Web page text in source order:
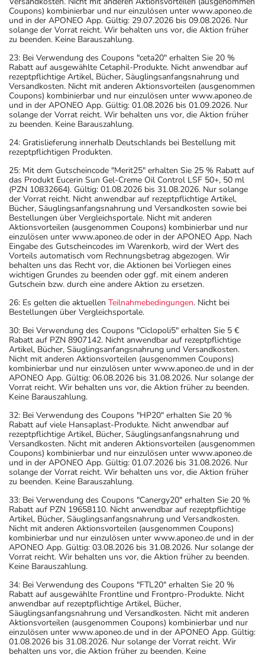
Coupons) kombinierbar und nur einzulösen unter www.aponeo.de
und in der APONEO App. Gültig: 29.07.2026 bis 09.08.2026. Nur
solange der Vorrat reicht. Wir behalten uns vor, die Aktion früher
zu beenden. Keine Barauszahlung.
23: Bei Verwendung des Coupons "ceta20" erhalten Sie 20 %
Rabatt auf ausgewählte Cetaphil-Produkte. Nicht anwendbar auf
rezeptpflichtige Artikel, Bücher, Säuglingsanfangsnahrung und
Versandkosten. Nicht mit anderen Aktionsvorteilen (ausgenommen
Coupons) kombinierbar und nur einzulösen unter www.aponeo.de
und in der APONEO App. Gültig: 01.08.2026 bis 01.09.2026. Nur
solange der Vorrat reicht. Wir behalten uns vor, die Aktion früher
zu beenden. Keine Barauszahlung.
24: Gratislieferung innerhalb Deutschlands bei Bestellung mit
rezeptpflichtigen Produkten.
25: Mit dem Gutscheincode "Merit25" erhalten Sie 25 % Rabatt auf
das Produkt Eucerin Sun Gel-Creme Oil Control LSF 50+, 50 ml
(PZN 10832664). Gültig: 01.08.2026 bis 31.08.2026. Nur solange
der Vorrat reicht. Nicht anwendbar auf rezeptpflichtige Artikel,
Bücher, Säuglingsanfangsnahrung und Versandkosten sowie bei
Bestellungen über Vergleichsportale. Nicht mit anderen
Aktionsvorteilen (ausgenommen Coupons) kombinierbar und nur
einzulösen unter www.aponeo.de oder in der APONEO App. Nach
Eingabe des Gutscheincodes im Warenkorb, wird der Wert des
Vorteils automatisch vom Rechnungsbetrag abgezogen. Wir
behalten uns das Recht vor, die Aktionen bei Vorliegen eines
wichtigen Grundes zu beenden oder ggf. mit einem anderen
Gutschein bzw. durch eine andere Aktion zu ersetzen.
26: Es gelten die aktuellen Teilnahmebedingungen. Nicht bei
Bestellungen über Vergleichsportale.
30: Bei Verwendung des Coupons "Ciclopoli5" erhalten Sie 5 €
Rabatt auf PZN 8907142. Nicht anwendbar auf rezeptpflichtige
Artikel, Bücher, Säuglingsanfangsnahrung und Versandkosten.
Nicht mit anderen Aktionsvorteilen (ausgenommen Coupons)
kombinierbar und nur einzulösen unter www.aponeo.de und in der
APONEO App. Gültig: 06.08.2026 bis 31.08.2026. Nur solange der
Vorrat reicht. Wir behalten uns vor, die Aktion früher zu beenden.
Keine Barauszahlung.
32: Bei Verwendung des Coupons "HP20" erhalten Sie 20 %
Rabatt auf viele Hansaplast-Produkte. Nicht anwendbar auf
rezeptpflichtige Artikel, Bücher, Säuglingsanfangsnahrung und
Versandkosten. Nicht mit anderen Aktionsvorteilen (ausgenommen
Coupons) kombinierbar und nur einzulösen unter www.aponeo.de
und in der APONEO App. Gültig: 01.07.2026 bis 31.08.2026. Nur
solange der Vorrat reicht. Wir behalten uns vor, die Aktion früher
zu beenden. Keine Barauszahlung.
33: Bei Verwendung des Coupons "Canergy20" erhalten Sie 20 %
Rabatt auf PZN 19658110. Nicht anwendbar auf rezeptpflichtige
Artikel, Bücher, Säuglingsanfangsnahrung und Versandkosten.
Nicht mit anderen Aktionsvorteilen (ausgenommen Coupons)
kombinierbar und nur einzulösen unter www.aponeo.de und in der
APONEO App. Gültig: 03.08.2026 bis 31.08.2026. Nur solange der
Vorrat reicht. Wir behalten uns vor, die Aktion früher zu beenden.
Keine Barauszahlung.
34: Bei Verwendung des Coupons "FTL20" erhalten Sie 20 %
Rabatt auf ausgewählte Frontline und Frontpro-Produkte. Nicht
anwendbar auf rezeptpflichtige Artikel, Bücher,
Säuglingsanfangsnahrung und Versandkosten. Nicht mit anderen
Aktionsvorteilen (ausgenommen Coupons) kombinierbar und nur
einzulösen unter www.aponeo.de und in der APONEO App. Gültig:
01.08.2026 bis 31.08.2026. Nur solange der Vorrat reicht. Wir
behalten uns vor, die Aktion früher zu beenden. Keine